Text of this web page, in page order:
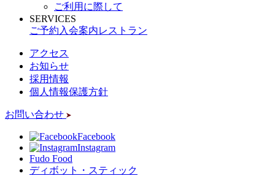
ご利用に際して
SERVICES
ご予約 入会案内レストラン
アクセス
お知らせ
採用情報
個人情報保護方針
お問い合わせ
Facebook
Instagram
Fudo Food
ディボット・スティック